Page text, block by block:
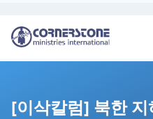
[이삭칼럼] 북한